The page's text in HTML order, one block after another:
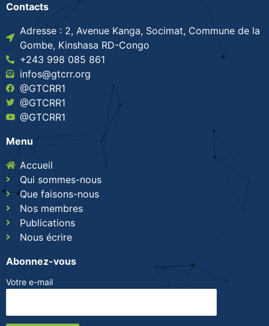
Contacts
Adresse : 2, Avenue Kanga, Socimat, Commune de la
Gombe, Kinshasa RD-Congo
+243 998 085 861
infos@gtcrr.org
@GTCRR1
@GTCRR1
@GTCRR1
Menu
Accueil
Qui sommes-nous
Que faisons-nous
Nos membres
Publications
Nous écrire
Abonnez-vous
Votre e-mail